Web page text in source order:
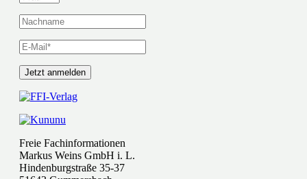
Freie Fachinformationen
Markus Weins GmbH i. L.
Hindenburgstraße 35-37